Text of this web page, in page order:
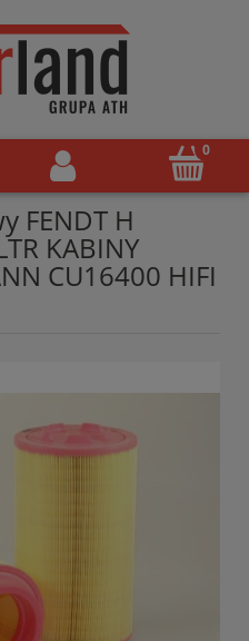
FENDT H
KABINY
CU16400 HIFI